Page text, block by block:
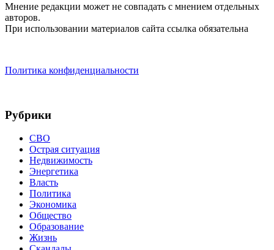
Мнение редакции может не совпадать с мнением отдельных
авторов.
При использовании материалов сайта ссылка обязательна
Политика конфиденциальности
Рубрики
СВО
Острая ситуация
Недвижимость
Энергетика
Власть
Политика
Экономика
Общество
Образование
Жизнь